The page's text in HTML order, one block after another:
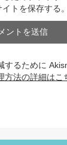
トを保存する。
するために
方法の詳細はこ